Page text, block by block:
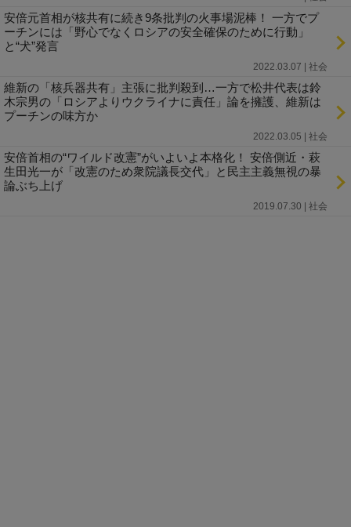
安倍元首相が核共有に続き9条批判の火事場泥棒！ 一方でプ
ーチンには「野心でなくロシアの安全確保のために行動」
と“犬”発言
2022.03.07 | 社会
維新の「核兵器共有」主張に批判殺到…一方で松井代表は鈴
木宗男の「ロシアよりウクライナに責任」論を擁護、維新は
プーチンの味方か
2022.03.05 | 社会
安倍首相の“ワイルド改憲”がいよいよ本格化！ 安倍側近・萩
生田光一が「改憲のため衆院議長交代」と民主主義無視の暴
論ぶち上げ
2019.07.30 | 社会